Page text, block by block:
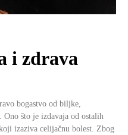
i zdrava
bogastvo od biljke,
što je izdavaja od ostalih
izaziva celijačnu bolest. Zbog